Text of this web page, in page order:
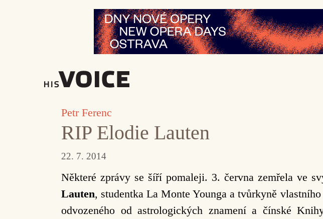
Petr Ferenc
RIP Elodie Lauten
22. 7. 2014
Některé zprávy se šíří pomaleji. 3. června zemřela ve
Lauten, studentka La Monte Younga a tvůrkyně
odvozeného od astrologických znamení a čínské